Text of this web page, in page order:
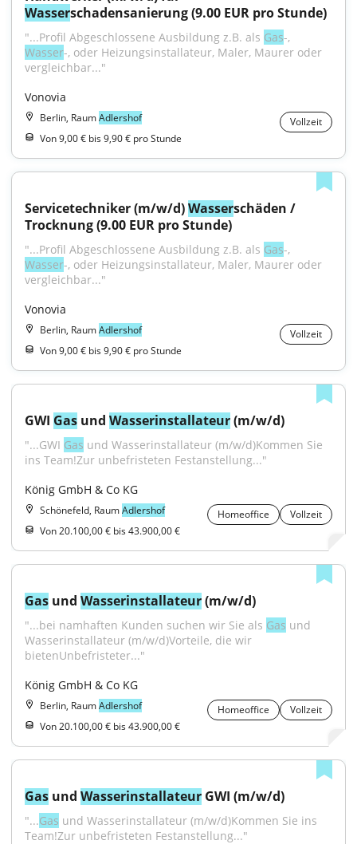
Wasserschadensanierung (9.00 EUR pro Stunde)
"...Profil Abgeschlossene Ausbildung z.B. als Gas
Wasser-, oder Heizungsinstallateur, Maler, Maurer oder
vergleichbar..."
Vonovia
Berlin, RaumAdlershof
Vollzeit
Von 9,00 € bis 9,90 € pro Stunde
Servicetechniker (m/w/d) Wasserschäden /
Trocknung (9.00 EUR pro Stunde)
"...Profil Abgeschlossene Ausbildung z.B. als Gas
Wasser-, oder Heizungsinstallateur, Maler, Maurer oder
vergleichbar..."
Vonovia
Berlin, RaumAdlershof
Vollzeit
Von 9,00 € bis 9,90 € pro Stunde
GWI Gas und Wasserinstallateur (m/w/d)
"...GWI Gas und Wasserinstallateur (m/w/d)Kommen Sie
ins Team!Zur unbefristeten Festanstellung..."
König GmbH & Co KG
Schönefeld, RaumAdlershof Homeoffice
Vollzeit
Von 20.100,00 € bis 43.900,00 €
Gas und Wasserinstallateur (m/w/d)
"...bei namhaften Kunden suchen wir Sie als Gas und
Wasserinstallateur (m/w/d)Vorteile, die wir
bietenUnbefristeter..."
König GmbH & Co KG
Berlin, RaumAdlershof Homeoffice
Vollzeit
Von 20.100,00 € bis 43.900,00 €
Gas und Wasserinstallateur GWI (m/w/d)
"...Gas und Wasserinstallateur (m/w/d)Kommen Sie ins
Team!Zur unbefristeten Festanstellung..."